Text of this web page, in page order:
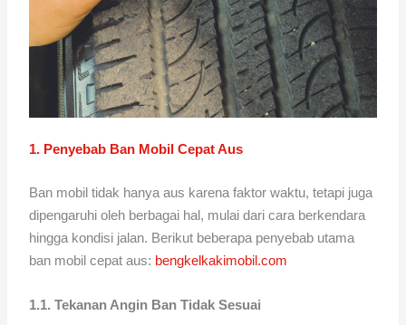
1. Penyebab Ban Mobil Cepat Aus
Ban mobil tidak hanya aus karena faktor waktu, tetapi juga
dipengaruhi oleh berbagai hal, mulai dari cara berkendara
hingga kondisi jalan. Berikut beberapa penyebab utama
ban mobil cepat aus: bengkelkakimobil.com
1.1. Tekanan Angin Ban Tidak Sesuai